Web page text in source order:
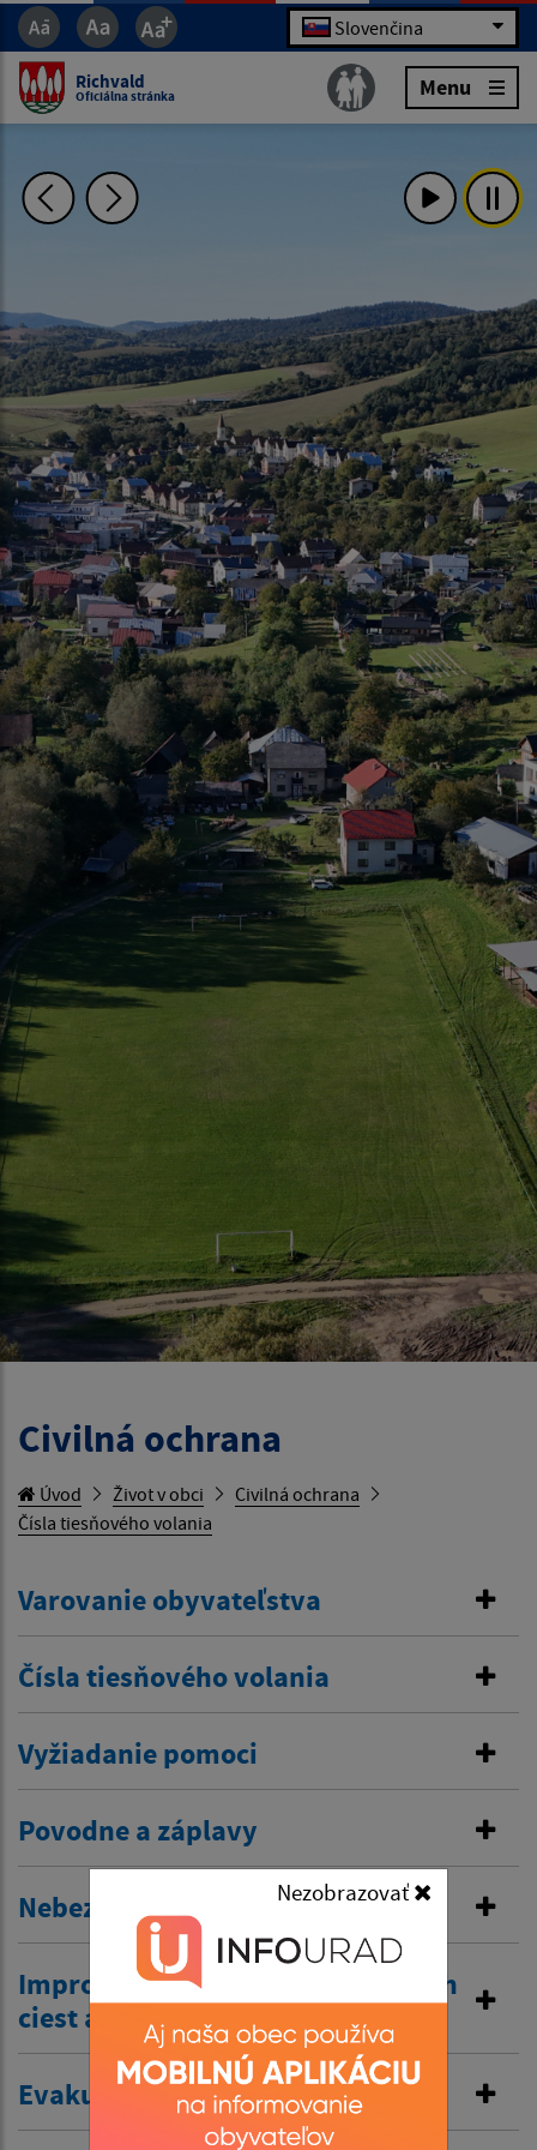
Nezobrazovať
Slovenčina
Richvald
Oficiálna stránka Menu
Civilná ochrana
Úvod Život v obci
Civilná ochrana
Čísla tiesňového volania
Varovanie obyvateľstva
Čísla tiesňového volania
Vyžiadanie pomoci
Povodne a záplavy
Nebezpečné látky
Improvizovaná ochrana dýchacích
ciest a povrchu tela
Evakuačná batožina